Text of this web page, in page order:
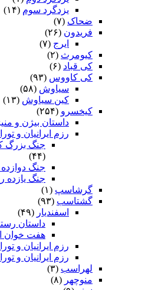
یزدگرد سوم (۱۴)
ضحاک (۷)
فریدون (۲۶)
ایرج (۷)
کیومرث (۲)
کی قباد (۶)
کی کاووس (۹۳)
سیاوش (۵۸)
کین سیاوش (۱۳)
کیخسرو (۲۵۴)
داستان بیژن و
رزم ایرانیان و
جنگ بزرگ
(۴۴)
جنگ
جنگ یازده
گرشاسپ (۱)
گشتاسب (۹۳)
اسفندیار (۴۹)
داستان
هفت خوان
رزم ایرانیان و
رزم ایرانیان و
لهراسب (۳)
منوچهر (۸)